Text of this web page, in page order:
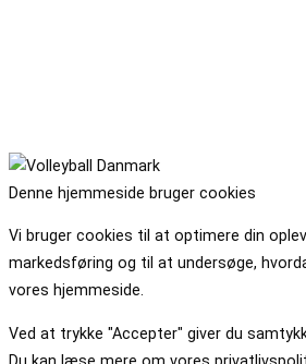
Denne hjemmeside bruger cookies
Vi bruger cookies til at optimere din
markedsføring og til at undersøge,
vores hjemmeside.
Ved at trykke "Accepter" giver du
Du kan læse mere om vores